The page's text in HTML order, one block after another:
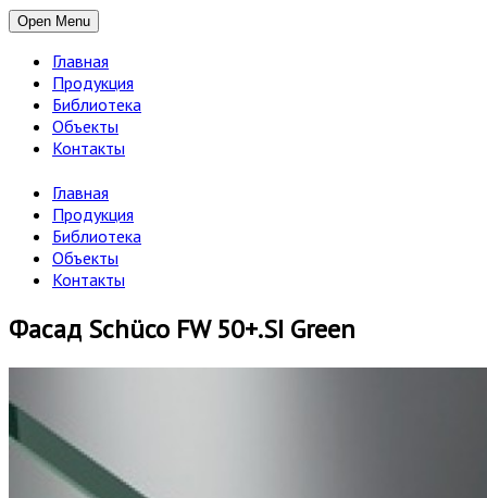
Open Menu
Главная
Продукция
Библиотека
Объекты
Контакты
Главная
Продукция
Библиотека
Объекты
Контакты
Фасад Schüco FW 50+.SI Green